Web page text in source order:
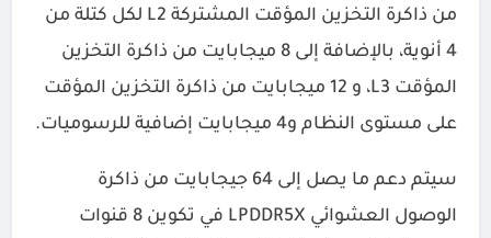
من ذاكرة التخزين المؤقت المشتركة L2 لكل كتلة من
4 أنوية، بالإضافة إلى 8 ميجابايت من ذاكرة التخزين
المؤقت L3، و 12 ميجابايت من ذاكرة التخزين المؤقت
على مستوى النظام و4 ميجابايت إضافية للرسوميات.
سيتم دعم ما يصل إلى 64 جيجابايت من ذاكرة
الوصول العشوائي LPDDR5X في تكوين 8 قنوات